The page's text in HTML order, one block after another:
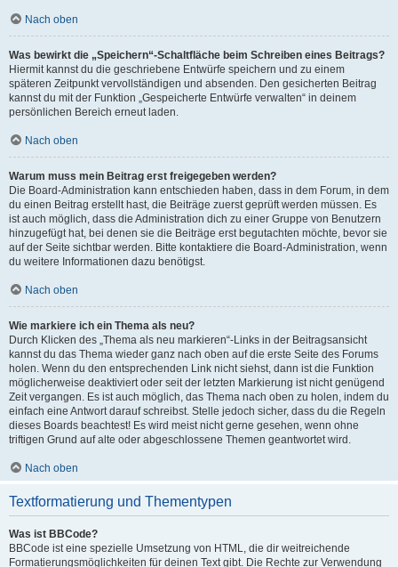
Nach oben
Was bewirkt die „Speichern“-Schaltfläche beim Schreiben eines Beitrags?
Hiermit kannst du die geschriebene Entwürfe speichern und zu einem
späteren Zeitpunkt vervollständigen und absenden. Den gesicherten Beitrag
kannst du mit der Funktion „Gespeicherte Entwürfe verwalten“ in deinem
persönlichen Bereich erneut laden.
Nach oben
Warum muss mein Beitrag erst freigegeben werden?
Die Board-Administration kann entschieden haben, dass in dem Forum, in dem
du einen Beitrag erstellt hast, die Beiträge zuerst geprüft werden müssen. Es
ist auch möglich, dass die Administration dich zu einer Gruppe von Benutzern
hinzugefügt hat, bei denen sie die Beiträge erst begutachten möchte, bevor sie
auf der Seite sichtbar werden. Bitte kontaktiere die Board-Administration, wenn
du weitere Informationen dazu benötigst.
Nach oben
Wie markiere ich ein Thema als neu?
Durch Klicken des „Thema als neu markieren“-Links in der Beitragsansicht
kannst du das Thema wieder ganz nach oben auf die erste Seite des Forums
holen. Wenn du den entsprechenden Link nicht siehst, dann ist die Funktion
möglicherweise deaktiviert oder seit der letzten Markierung ist nicht genügend
Zeit vergangen. Es ist auch möglich, das Thema nach oben zu holen, indem du
einfach eine Antwort darauf schreibst. Stelle jedoch sicher, dass du die Regeln
dieses Boards beachtest! Es wird meist nicht gerne gesehen, wenn ohne
triftigen Grund auf alte oder abgeschlossene Themen geantwortet wird.
Nach oben
Textformatierung und Thementypen
Was ist BBCode?
BBCode ist eine spezielle Umsetzung von HTML, die dir weitreichende
Formatierungsmöglichkeiten für deinen Text gibt. Die Rechte zur Verwendung